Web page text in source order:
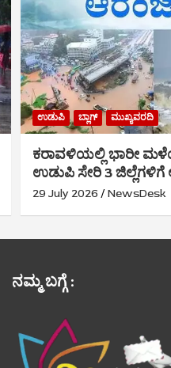
ಉಡುಪಿ ಬ್ಲಾಗ್ ಮುಖ್ಯವರದಿ
ಕರಾವಳಿಯಲ್ಲಿ ಭಾರೀ
ಉಡುಪಿ ಸೇರಿ 3
29 July 2026 NewsDesk
ನಮ್ಮ ಬಗ್ಗೆ :